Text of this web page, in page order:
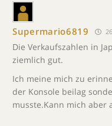
Supermario6819
Die Verkaufszahlen in
ziemlich gut.
Ich meine mich zu
der Konsole beilag
musste.Kann mich aber